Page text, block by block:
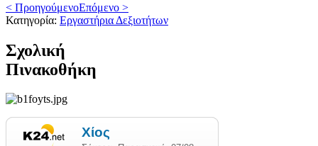
< ΠροηγούμενοΕπόμενο >
Κατηγορία: Εργαστήρια Δεξιοτήτων
Σχολική
Πινακοθήκη